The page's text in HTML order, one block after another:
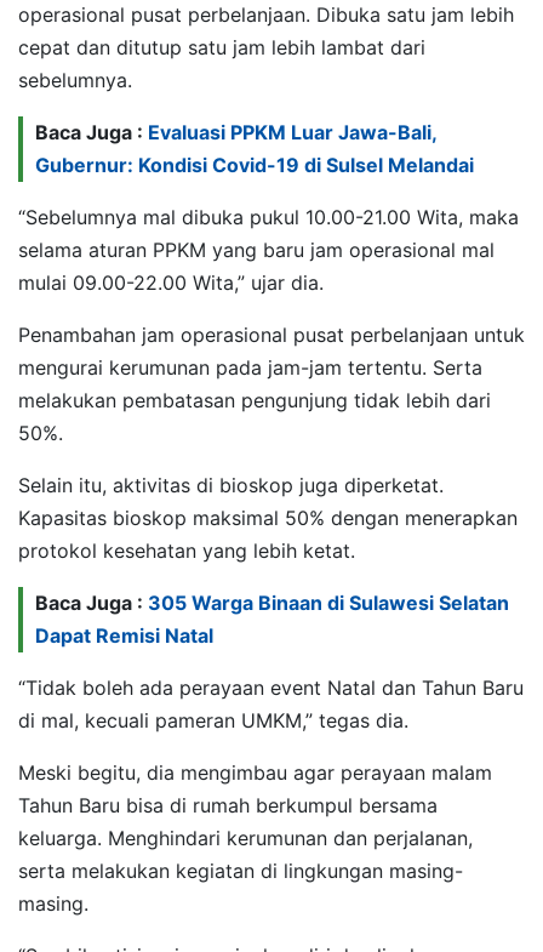
operasional pusat perbelanjaan. Dibuka satu jam lebih
cepat dan ditutup satu jam lebih lambat dari
sebelumnya.
Baca Juga : Evaluasi PPKM Luar Jawa-Bali,
Gubernur: Kondisi Covid-19 di Sulsel Melandai
“Sebelumnya mal dibuka pukul 10.00-21.00 Wita, maka
selama aturan PPKM yang baru jam operasional mal
mulai 09.00-22.00 Wita,” ujar dia.
Penambahan jam operasional pusat perbelanjaan untuk
mengurai kerumunan pada jam-jam tertentu. Serta
melakukan pembatasan pengunjung tidak lebih dari
50%.
Selain itu, aktivitas di bioskop juga diperketat.
Kapasitas bioskop maksimal 50% dengan menerapkan
protokol kesehatan yang lebih ketat.
Baca Juga : 305 Warga Binaan di Sulawesi Selatan
Dapat Remisi Natal
“Tidak boleh ada perayaan event Natal dan Tahun Baru
di mal, kecuali pameran UMKM,” tegas dia.
Meski begitu, dia mengimbau agar perayaan malam
Tahun Baru bisa di rumah berkumpul bersama
keluarga. Menghindari kerumunan dan perjalanan,
serta melakukan kegiatan di lingkungan masing-
masing.